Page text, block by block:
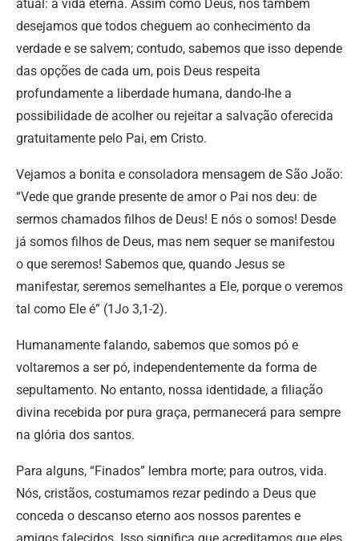
atual: a vida eterna. Assim como Deus, nós também
desejamos que todos cheguem ao conhecimento da
verdade e se salvem; contudo, sabemos que isso depende
das opções de cada um, pois Deus respeita
profundamente a liberdade humana, dando-lhe a
possibilidade de acolher ou rejeitar a salvação oferecida
gratuitamente pelo Pai, em Cristo.
Vejamos a bonita e consoladora mensagem de São João:
“Vede que grande presente de amor o Pai nos deu: de
sermos chamados filhos de Deus! E nós o somos! Desde
já somos filhos de Deus, mas nem sequer se manifestou
o que seremos! Sabemos que, quando Jesus se
manifestar, seremos semelhantes a Ele, porque o veremos
tal como Ele é” (1Jo 3,1-2).
Humanamente falando, sabemos que somos pó e
voltaremos a ser pó, independentemente da forma de
sepultamento. No entanto, nossa identidade, a filiação
divina recebida por pura graça, permanecerá para sempre
na glória dos santos.
Para alguns, “Finados” lembra morte; para outros, vida.
Nós, cristãos, costumamos rezar pedindo a Deus que
conceda o descanso eterno aos nossos parentes e